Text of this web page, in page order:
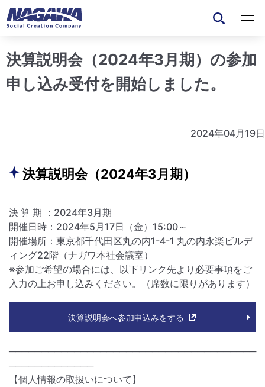
決算説明会（2024年3月期）の参加
申し込み受付を開始しました。
2024年04月19日
決算説明会（2024年3月期）
決 算 期 ：2024年3月期
開催日時：2024年5月17日（金）15:00～
開催場所：東京都千代田区丸の内1-4-1 丸の内永楽ビルデ
ィング22階（ナガワ本社会議室）
※参加ご希望の場合には、以下リンク先より必要事項をご
入力の上お申し込みください。（席数に限りがあります）
決算説明会へ参加申込みをする
──────────────────────────────────────
─────────────
【個人情報の取扱いについて】